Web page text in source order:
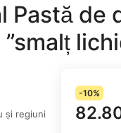
Pastă de
și regiuni
-10%